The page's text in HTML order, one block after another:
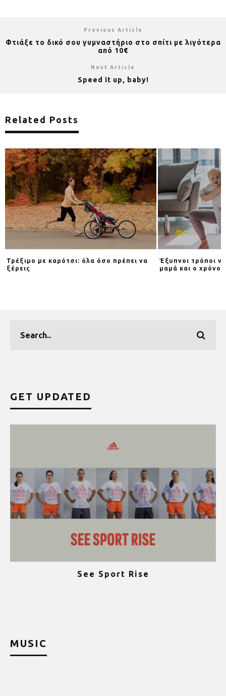
Previous Article
Φτιάξε το δικό σου γυμναστήριο στο σπίτι με λιγότερα
από 10€
Next Article
Speed it up, baby!
Related Posts
Τρέξιμο με καρότσι: όλα όσο πρέπει να
ξέρεις
Έξυπνοι τρόποι
μαμά και ο χρόνος
GET UPDATED
See Sport Rise
MUSIC